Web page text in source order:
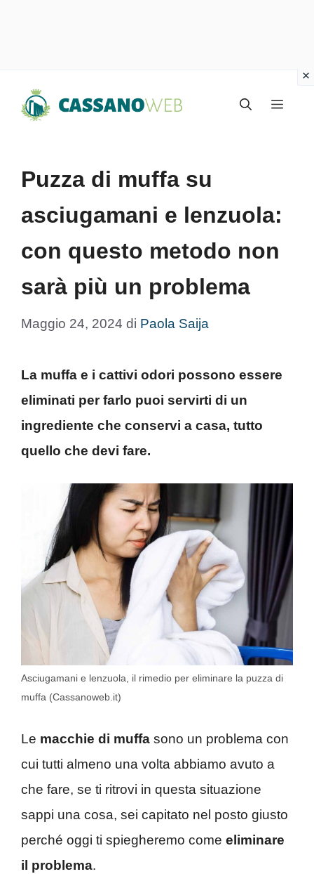
Menu
Puzza di muffa su
asciugamani e lenzuola:
con questo metodo non
sarà più un problema
Maggio 24, 2024 di Paola Saija
La muffa e i cattivi odori possono essere
eliminati per farlo puoi servirti di un
ingrediente che conservi a casa, tutto
quello che devi fare.
Asciugamani e lenzuola, il rimedio per eliminare la puzza di
muffa (Cassanoweb.it)
Le macchie di muffa sono un problema con
cui tutti almeno una volta abbiamo avuto a
che fare, se ti ritrovi in questa situazione
sappi una cosa, sei capitato nel posto giusto
perché oggi ti spiegheremo come eliminare
il problema.